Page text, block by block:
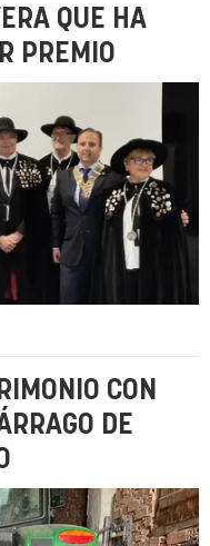
QUE HA
PREMIO
CON
DE